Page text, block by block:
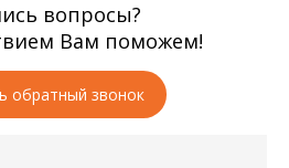
вопросы?
Вам поможем!
обратный звонок